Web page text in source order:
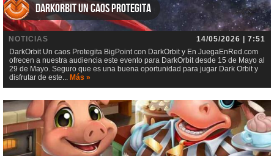
DarkOrbit Un caos Protegita
NOTICIAS
14/05/2026 | 7:51
DarkOrbit Un caos Protegita BigPoint con DarkOrbit y En JuegaEnRed.com
ofrecen a nuestra audiencia este evento para DarkOrbit desde 15 de Mayo al
29 de Mayo. Seguro que es una buena oportunidad para jugar Dark Orbit y
disfrutar de este... Más »